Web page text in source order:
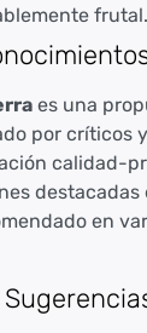
frutal.
es una
por críticos
calidad-
destacadas
en